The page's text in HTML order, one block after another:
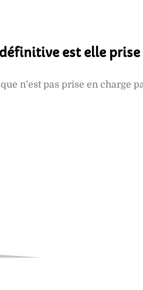
est elle
n’est pas prise en charge